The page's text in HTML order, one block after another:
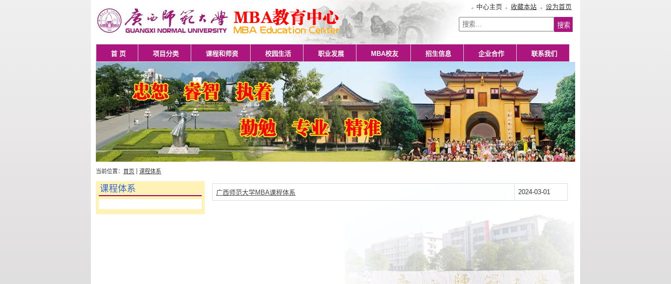
中心主页 收藏本站 设为首页
首 页 项目分类 课程和师资 校园生活 职业发展 MBA校友 招生信息 企业合作 联系我们
当前位置： 首页 课程体系
课程体系 广西师范大学MBA课程体系 2024-03-01